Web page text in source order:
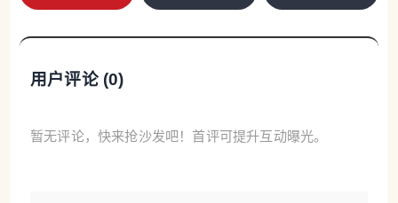
用户评论 (0)
暂无评论，快来抢沙发吧！首评可提升互动曝光。